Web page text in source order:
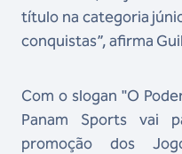
título na categoria
conquistas”, afirma
Com o slogan "O
Panam Sports vai
promoção dos